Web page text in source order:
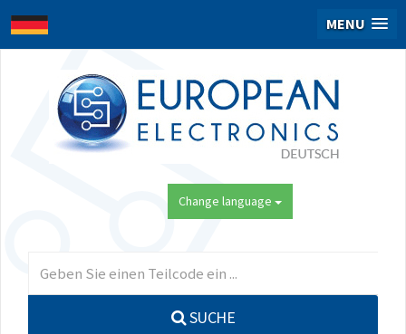
MENU
Change language
SUCHE